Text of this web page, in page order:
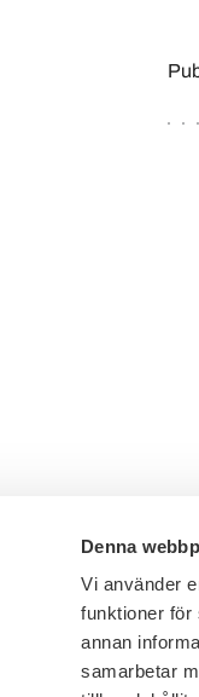
Denna
Vi använder
funktioner för
annan
samarbetar